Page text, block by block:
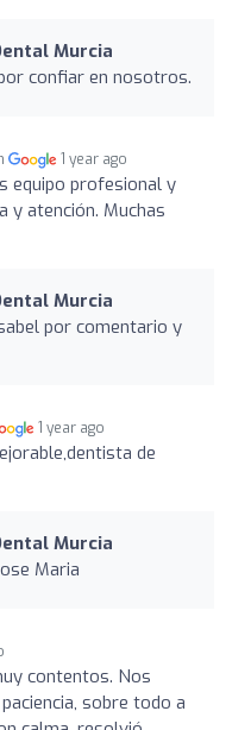
Murcia
confiar en nosotros.
1 year ago
equipo profesional y
y atención. Muchas
Murcia
por comentario y
1 year ago
de
Murcia
Maria
contentos. Nos
sobre todo a